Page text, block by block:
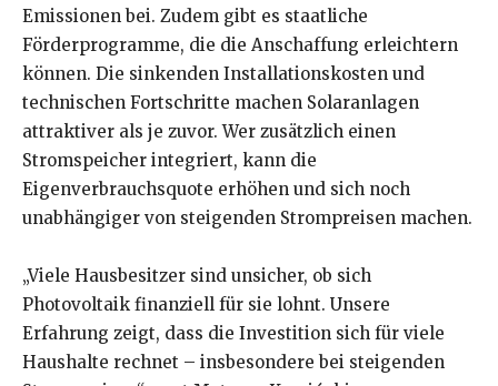
Emissionen bei. Zudem gibt es staatliche
Förderprogramme, die die Anschaffung erleichtern
können. Die sinkenden Installationskosten und
technischen Fortschritte machen Solaranlagen
attraktiver als je zuvor. Wer zusätzlich einen
Stromspeicher integriert, kann die
Eigenverbrauchsquote erhöhen und sich noch
unabhängiger von steigenden Strompreisen machen.
„Viele Hausbesitzer sind unsicher, ob sich
Photovoltaik finanziell für sie lohnt. Unsere
Erfahrung zeigt, dass die Investition sich für viele
Haushalte rechnet – insbesondere bei steigenden